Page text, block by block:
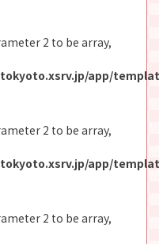
2 to be array,
app/
2 to be array,
app/
2 to be array,